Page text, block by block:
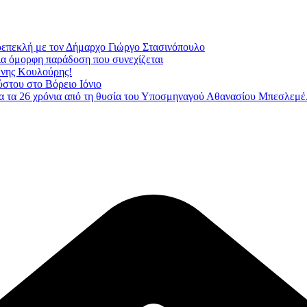
με τον Δήμαρχο Γιώργο Στασινόπουλο
όμορφη παράδοση που συνεχίζεται
Κουλούρης!
στο Βόρειο Ιόνιο
26 χρόνια από τη θυσία του Υποσμηναγού Αθανασίου